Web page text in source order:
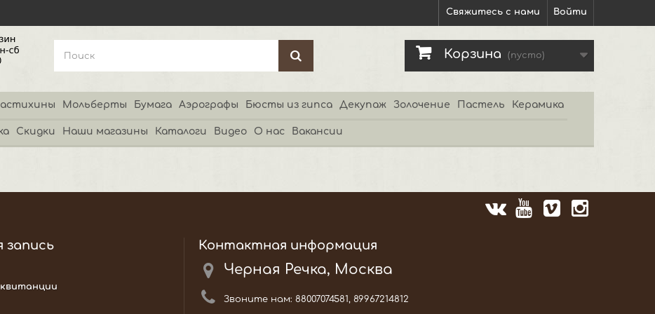
Войти
Свяжитесь с нами
Корзина (пусто)
Мольберты Бумага Аэрографы Бюсты из гипса Декупаж Золочение Пастель Керамика
Скидки Наши магазины Каталоги Видео О нас Вакансии
запись Контактная информация
Черная Речка, Москва
Звоните нам: 88007074581, 89967214812